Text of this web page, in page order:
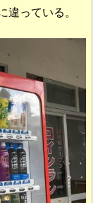
違っている。